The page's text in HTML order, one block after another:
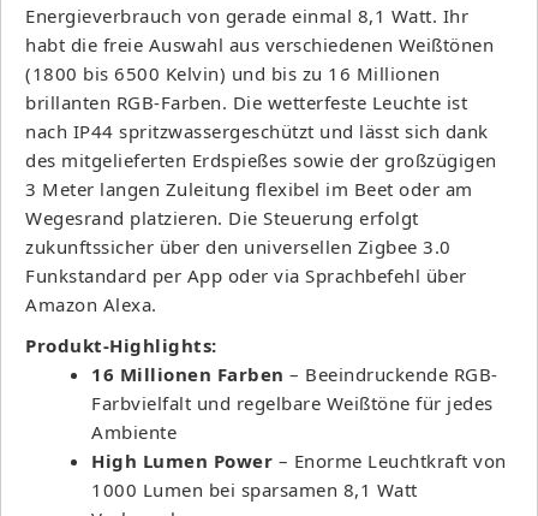
Energieverbrauch von gerade einmal 8,1 Watt. Ihr
habt die freie Auswahl aus verschiedenen Weißtönen
(1800 bis 6500 Kelvin) und bis zu 16 Millionen
brillanten RGB-Farben. Die wetterfeste Leuchte ist
nach IP44 spritzwassergeschützt und lässt sich dank
des mitgelieferten Erdspießes sowie der großzügigen
3 Meter langen Zuleitung flexibel im Beet oder am
Wegesrand platzieren. Die Steuerung erfolgt
zukunftssicher über den universellen Zigbee 3.0
Funkstandard per App oder via Sprachbefehl über
Amazon Alexa.
Produkt-Highlights:
16 Millionen Farben – Beeindruckende RGB-
Farbvielfalt und regelbare Weißtöne für jedes
Ambiente
High Lumen Power – Enorme Leuchtkraft von
1000 Lumen bei sparsamen 8,1 Watt